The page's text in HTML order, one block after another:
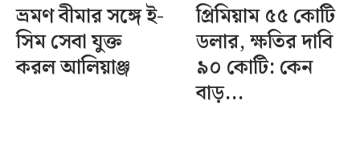
ভ্রমণ বীমার সঙ্গে ই-
সিম সেবা যুক্ত
করল আলিয়াঞ্জ
প্রিমিয়াম ৫৫ কোটি
ডলার, ক্ষতির দাবি
৯০ কোটি: কেন
বাড়...